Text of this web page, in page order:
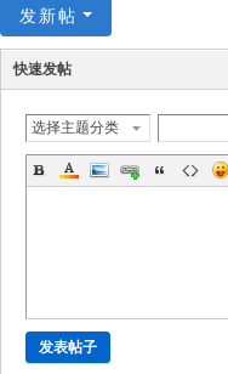
发新帖
快速发帖
选择主题分类
发表帖子